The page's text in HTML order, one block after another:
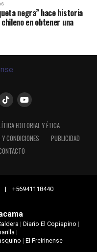
negra” hace historia
en obtener una
EDITORIAL Y ÉTICA
CONDICIONES
PUBLICIDAD
| +56941118440
| Diario El Copiapino |
|
| El Freirinense